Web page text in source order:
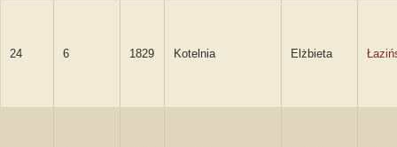
24 6 1829 Kotelnia Elżbieta